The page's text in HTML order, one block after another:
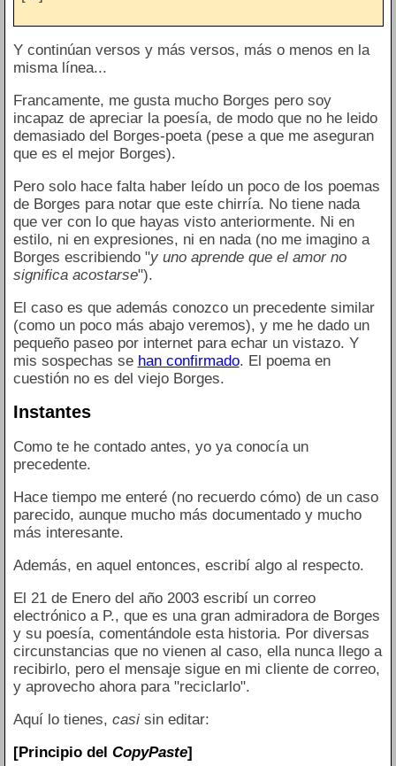
Y continúan versos y más versos, más o menos en la
misma línea...
Francamente, me gusta mucho Borges pero soy
incapaz de apreciar la poesía, de modo que no he leido
demasiado del Borges-poeta (pese a que me aseguran
que es el mejor Borges).
Pero solo hace falta haber leído un poco de los poemas
de Borges para notar que este chirría. No tiene nada
que ver con lo que hayas visto anteriormente. Ni en
estilo, ni en expresiones, ni en nada (no me imagino a
Borges escribiendo "y uno aprende que el amor no
significa acostarse").
El caso es que además conozco un precedente similar
(como un poco más abajo veremos), y me he dado un
pequeño paseo por internet para echar un vistazo. Y
mis sospechas se han confirmado. El poema en
cuestión no es del viejo Borges.
Instantes
Como te he contado antes, yo ya conocía un
precedente.
Hace tiempo me enteré (no recuerdo cómo) de un caso
parecido, aunque mucho más documentado y mucho
más interesante.
Además, en aquel entonces, escribí algo al respecto.
El 21 de Enero del año 2003 escribí un correo
electrónico a P., que es una gran admiradora de Borges
y su poesía, comentándole esta historia. Por diversas
circunstancias que no vienen al caso, ella nunca llego a
recibirlo, pero el mensaje sigue en mi cliente de correo,
y aprovecho ahora para "reciclarlo".
Aquí lo tienes, casisin editar:
[Principio del CopyPaste]